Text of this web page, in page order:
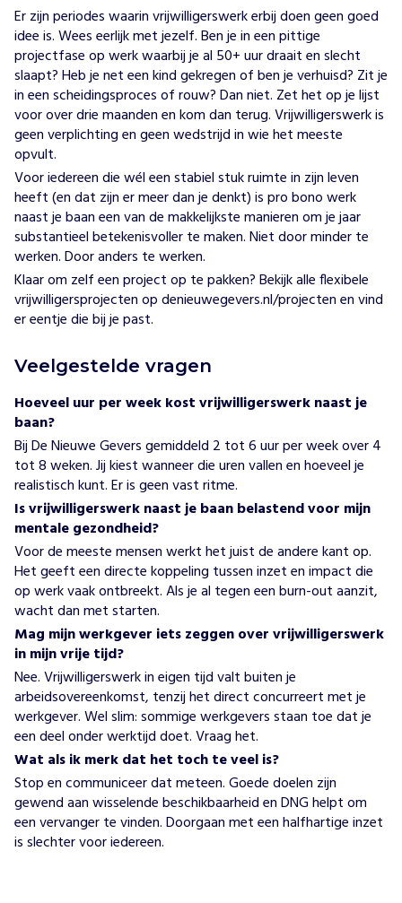
Er zijn periodes waarin vrijwilligerswerk erbij doen geen goed
idee is. Wees eerlijk met jezelf. Ben je in een pittige
projectfase op werk waarbij je al 50+ uur draait en slecht
slaapt? Heb je net een kind gekregen of ben je verhuisd? Zit je
in een scheidingsproces of rouw? Dan niet. Zet het op je lijst
voor over drie maanden en kom dan terug. Vrijwilligerswerk is
geen verplichting en geen wedstrijd in wie het meeste
opvult.
Voor iedereen die wél een stabiel stuk ruimte in zijn leven
heeft (en dat zijn er meer dan je denkt) ispro bono werk
naast je baan een van de makkelijkste manieren om je jaar
substantieelbetekenisvollerte maken. Niet door minder te
werken. Door anders te werken.
Klaar om zelf een project op te pakken? Bekijk alle flexibele
vrijwilligersprojecten opdenieuwegevers.nl/projectenen vind
er eentje die bij je past.
Veelgestelde vragen
Hoeveel uur per week kost vrijwilligerswerk naast je
baan?
BijDe Nieuwe Geversgemiddeld 2 tot 6 uur per week over 4
tot 8 weken. Jij kiest wanneer die uren vallen en hoeveel je
realistisch kunt. Er is geen vast ritme.
Is vrijwilligerswerk naast je baan belastend voor mijn
mentale gezondheid?
Voor de meeste mensen werkt het juist de andere kant op.
Het geeft een directe koppeling tussen inzet en impact die
op werk vaak ontbreekt. Als je al tegen een burn-out aanzit,
wacht dan met starten.
Mag mijn werkgever iets zeggen over vrijwilligerswerk
in mijn vrije tijd?
Nee. Vrijwilligerswerk in eigen tijd valt buiten je
arbeidsovereenkomst, tenzij het direct concurreert met je
werkgever. Wel slim: sommige werkgevers staan toe dat je
een deel onder werktijd doet. Vraag het.
Wat als ik merk dat het toch te veel is?
Stop en communiceer dat meteen. Goede doelen zijn
gewend aan wisselende beschikbaarheid en DNG helpt om
een vervanger te vinden. Doorgaan met een halfhartige inzet
is slechter voor iedereen.